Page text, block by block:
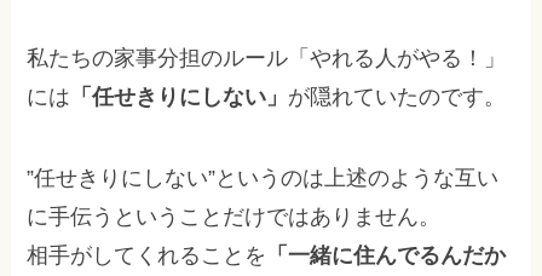
私たちの家事分担のルール「やれる人がやる！」
には 「任せきりにしない」 が隠れていたのです。
”任せきりにしない”というのは上述のような互い
に手伝うということだけではありません。
相手がしてくれることを 「一緒に住んでるんだか